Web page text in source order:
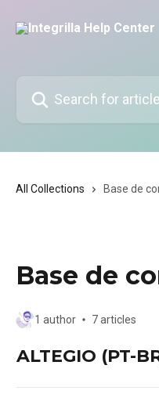
All Collections Base de
Base de
1 author 7 articles
ALTEGIO (PT-